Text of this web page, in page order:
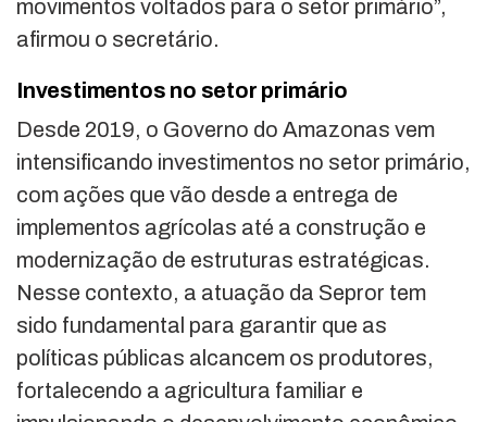
movimentos voltados para o setor primário”,
afirmou o secretário.
Investimentos no setor primário
Desde 2019, o Governo do Amazonas vem
intensificando investimentos no setor primário,
com ações que vão desde a entrega de
implementos agrícolas até a construção e
modernização de estruturas estratégicas.
Nesse contexto, a atuação da Sepror tem
sido fundamental para garantir que as
políticas públicas alcancem os produtores,
fortalecendo a agricultura familiar e